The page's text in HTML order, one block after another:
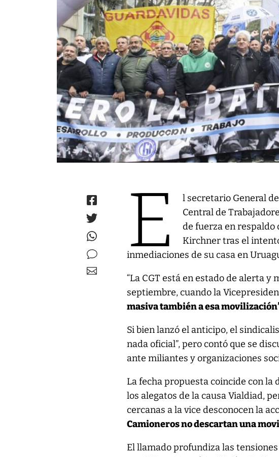
E
l secretario General
Central de
de fuerza en respaldo
Kirchner tras el
inmediaciones de su casa en
“La CGT está en estado de alerta y
septiembre, cuando la
masiva también a esa
Si bien lanzó el anticipo, el
nada oficial”, pero contó que se
ante miliantes y organizaciones
La fecha propuesta coincide con la
los alegatos de la causa Vialdiad,
cercanas a la vice desconocen la
Camioneros no descartan una
El llamado profundiza las